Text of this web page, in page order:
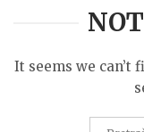
It seems we can’t